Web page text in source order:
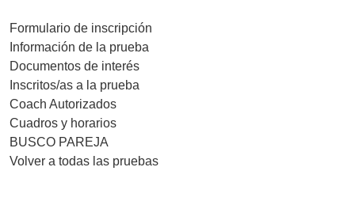
Formulario de inscripción
Información de la prueba
Documentos de interés
Inscritos/as a la prueba
Coach Autorizados
Cuadros y horarios
BUSCO PAREJA
Volver a todas las pruebas